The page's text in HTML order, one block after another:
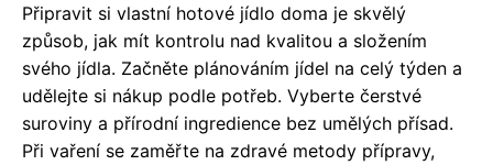
Připravit si vlastní hotové jídlo doma je skvělý
způsob, jak mít kontrolu nad kvalitou a složením
svého jídla. Začněte plánováním jídel na celý týden a
udělejte si nákup podle potřeb. Vyberte čerstvé
suroviny a přírodní ingredience bez umělých přísad.
Při vaření se zaměřte na zdravé metody přípravy,